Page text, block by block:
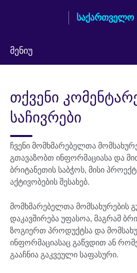
საქართველო
მენიუ
თქვენი
საჩივრები
ჩვენი მომხმარებელთა
გთავაზობთ ინფორმაციასა და
ბრიტანეთის საბჭოს, მისი
აქტივობების შესახებ.
მომხმარებელთა მომსახურების
დაკავშირება უფასოა, მაგრამ
ზოგიერთ პროდუქტსა და
ინფორმაციასაც გაწვდით ან
გააჩნია გაკვეული საფასური.